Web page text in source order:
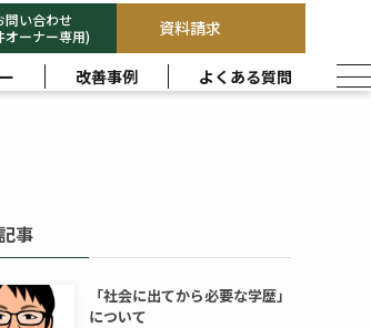
問い合わせ
オーナー専用)
資料請求
改善事例 よくある質問
事
「社会に出てから必要な学歴」
について